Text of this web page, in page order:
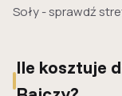
Soły - sprawdź
Ile kosztuje